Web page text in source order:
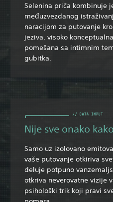
Selenina priča kombinuje
međuzvezdanog
naracijom za putovanje
jeziva, visoko
pomešana sa intimnim
gubitka.
Nije sve onako
Samo uz izolovano
vaše putovanje otkiriva
deluje potpuno
otkriva neverovatne vizije
psihološki trik koji pravi